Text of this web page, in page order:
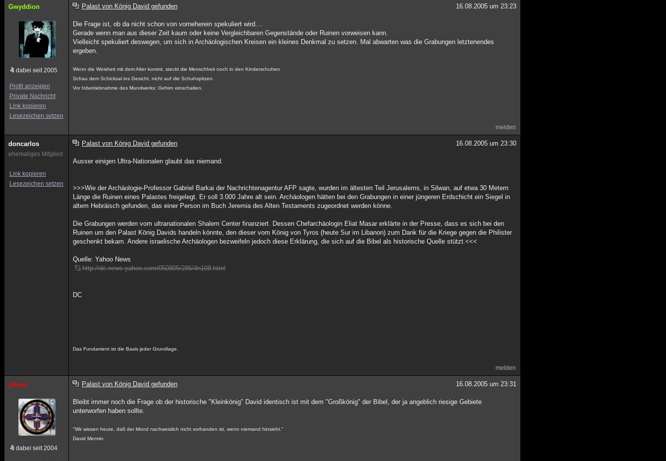
Gwyddion
dabei seit 2005
Profil anzeigen
Private Nachricht
Link kopieren
Lesezeichen setzen
Palast von König David gefunden 16.08.2005 um 23:23
Die Frage ist, ob da nicht schon von vorneherein spekuliert wird....
Gerade wenn man aus dieser Zeit kaum oder keine Vergleichbaren Gegenstände oder Ruinen vorweisen kann.
Vielleicht spekuliert deswegen, um sich in Archäologischen Kreisen ein kleines Denkmal zu setzen. Mal abwarten was die Grabungen letztenendes
ergeben.
Wenn die Weisheit mit dem Alter kommt, steckt die Menschheit noch in den Kinderschuhen
Schau dem Schicksal ins Gesicht, nicht auf die Schuhspitzen.
Vor Inbetriebnahme des Mundwerks: Gehirn einschalten.
melden
doncarlos
ehemaliges Mitglied
Link kopieren
Lesezeichen setzen
Palast von König David gefunden 16.08.2005 um 23:30
Ausser einigen Ultra-Nationalen glaubt das niemand.
>>>Wie der Archäologie-Professor Gabriel Barkai der Nachrichtenagentur AFP sagte, wurden im ältesten Teil Jerusalems, in Silwan, auf etwa 30 Metern
Länge die Ruinen eines Palastes freigelegt. Er soll 3.000 Jahre alt sein. Archäologen hätten bei den Grabungen in einer jüngeren Erdschicht ein Siegel in
altem Hebräisch gefunden, das einer Person im Buch Jeremia des Alten Testaments zugeordnet werden könne.
Die Grabungen werden vom ultranationalen Shalem Center finanziert. Dessen Chefarchäologin Eliat Masar erklärte in der Presse, dass es sich bei den
Ruinen um den Palast König Davids handeln könnte, den dieser vom König von Tyros (heute Sur im Libanon) zum Dank für die Kriege gegen die Philister
geschenkt bekam. Andere israelische Archäologen bezweifeln jedoch diese Erklärung, die sich auf die Bibel als historische Quelle stützt.<<<
Quelle: Yahoo News
http://de.news.yahoo.com/050805/286/4n108.html
DC
Das Fundament ist die Basis jeder Grundlage.
melden
jafrael
dabei seit 2004
Palast von König David gefunden 16.08.2005 um 23:31
Bleibt immer noch die Frage ob der historische "Kleinkönig" David identisch ist mit dem "Großkönig" der Bibel, der ja angeblich riesige Gebiete
unterworfen haben sollte.
"Wir wissen heute, daß der Mond nachweislich nicht vorhanden ist, wenn niemand hinsieht."
David Mermin